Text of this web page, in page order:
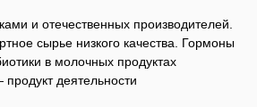
и отечественных производителей.
сырье низкого качества. Гормоны
в молочных продуктах
деятельности